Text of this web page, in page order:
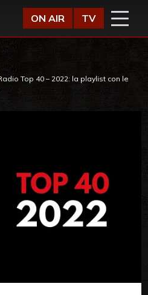
ON AIR TV
Top 40 – 2022: la playlist con le